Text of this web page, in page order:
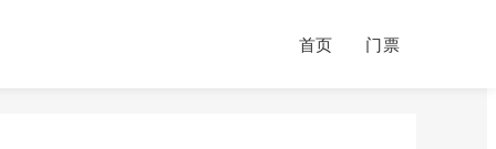
首页 门票